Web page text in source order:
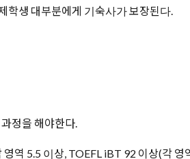
학생 대부분에게 기숙사가 보장된다.
정을 해야한다.
역 5.5 이상, TOEFL iBT 92 이상(각 영